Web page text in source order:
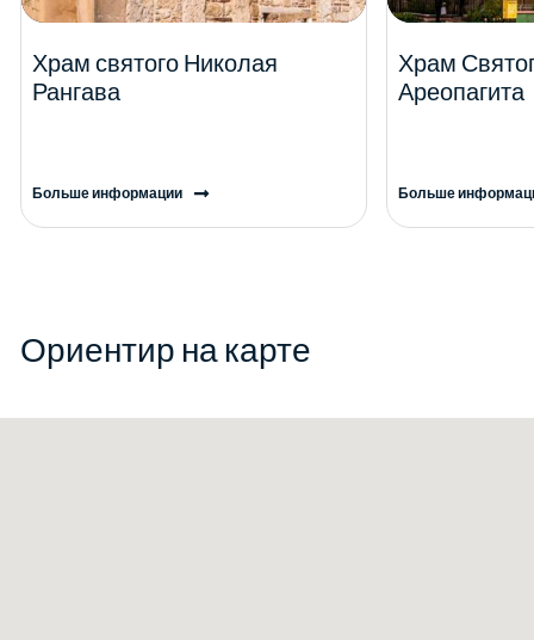
Храм святого Николая
Рангава
Больше информации
Храм
Ареопагита
Больше
Ориентир на карте